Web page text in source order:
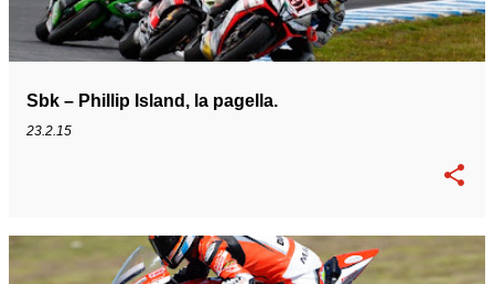
Sbk – Phillip Island, la pagella.
23.2.15